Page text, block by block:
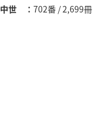
中世
702番 / 2,699冊